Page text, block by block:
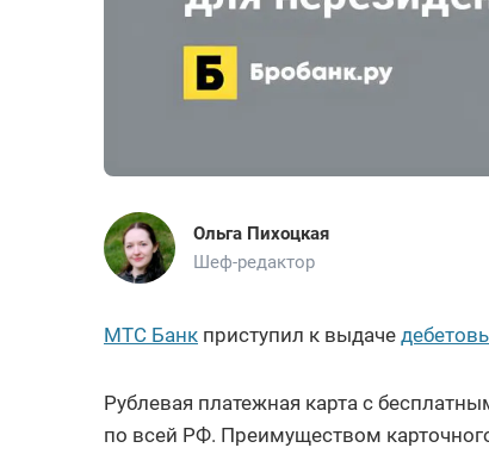
Ольга Пихоцкая
Шеф-редактор
МТС Банк приступил к выдаче
Рублевая платежная карта с
по всей РФ. Преимуществом